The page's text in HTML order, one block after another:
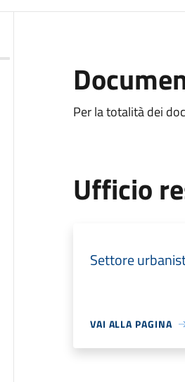
Per la totalità dei
Ufficio
Settore
VAI ALLA PAGINA